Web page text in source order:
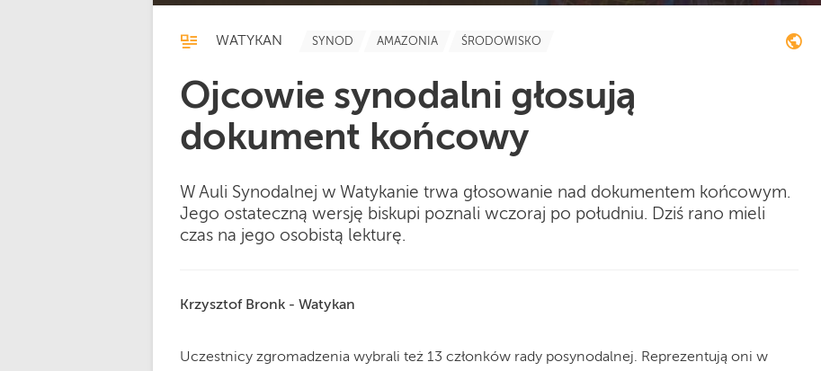
WATYKAN SYNOD AMAZONIA ŚRODOWISKO
Ojcowie synodalni głosują
dokument końcowy
W Auli Synodalnej w Watykanie trwa głosowanie nad dokumentem końcowym.
Jego ostateczną wersję biskupi poznali wczoraj po południu. Dziś rano mieli
czas na jego osobistą lekturę.
Krzysztof Bronk - Watykan
Uczestnicy zgromadzenia wybrali też 13 członków rady posynodalnej. Reprezentują oni w